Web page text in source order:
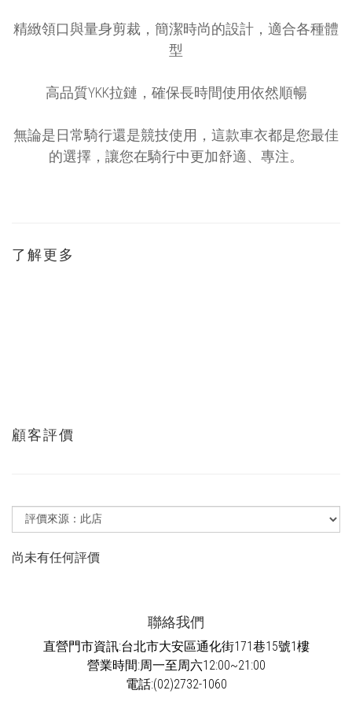
精緻領口與量身剪裁，簡潔時尚的設計，適合各種體
型
高品質YKK拉鏈 ，確保長時間使用依然順暢
無論是日常騎行還是競技使用，這款車衣都是您最佳
的選擇，讓您在騎行中更加舒適、專注。
了解更多
顧客評價
尚未有任何評價
聯絡我們
直營門市資訊:台北市大安區通化街171巷15號1樓
營業時間:周一至周六12:00~21:00
電話:(02)2732-1060